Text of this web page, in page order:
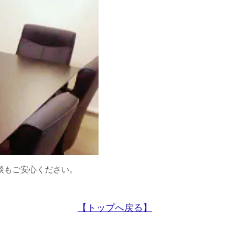
ご安心ください。
【トップへ戻る】